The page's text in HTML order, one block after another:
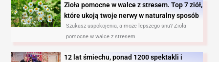
Zioła pomocne w walce z stresem. Top 7 ziół,
które ukoją twoje nerwy w naturalny sposób
Szukasz uspokojenia, a może lepszego snu? Zioła
pomocne w walce z stresem
12 lat śmiechu, ponad 1200 spektakli i